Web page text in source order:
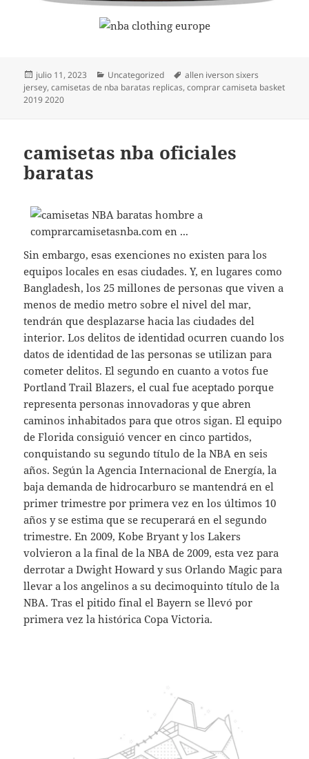
Publicado
el
julio 11, 2023 Categorías
Uncategorized Etiquetas
allen iverson sixers
jersey,camisetas de nba baratas replicas,comprar camiseta basket
2019 2020
camisetas nba oficiales
baratas
Sin embargo, esas exenciones no existen para los
equipos locales en esas ciudades. Y, en lugares como
Bangladesh, los 25 millones de personas que viven a
menos de medio metro sobre el nivel del mar,
tendrán que desplazarse hacia las ciudades del
interior. Los delitos de identidad ocurren cuando los
datos de identidad de las personas se utilizan para
cometer delitos. El segundo en cuanto a votos fue
Portland Trail Blazers, el cual fue aceptado porque
representa personas innovadoras y que abren
caminos inhabitados para que otros sigan. El equipo
de Florida consiguió vencer en cinco partidos,
conquistando su segundo título de la NBA en seis
años. Según la Agencia Internacional de Energía, la
baja demanda de hidrocarburo se mantendrá en el
primer trimestre por primera vez en los últimos 10
años y se estima que se recuperará en el segundo
trimestre. En 2009, Kobe Bryant y los Lakers
volvieron a la final de la NBA de 2009, esta vez para
derrotar a Dwight Howard y sus Orlando Magic para
llevar a los angelinos a su decimoquinto título de la
NBA. Tras el pitido final el Bayern se llevó por
primera vez la histórica Copa Victoria.